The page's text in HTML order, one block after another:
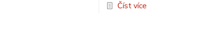
Číst více